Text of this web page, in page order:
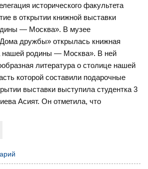
исторического факультета
в открытии книжной выставки
— Москва». В музее
дружбы» открылась книжная
нашей родины — Москва». В ней
литература о столице нашей
которой составили подарочные
выставки выступила студентка 3
Асият. Он отметила, что